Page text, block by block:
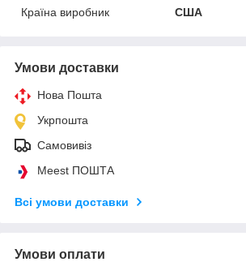
Країна виробник
США
Умови доставки
Нова Пошта
Укрпошта
Самовивіз
Meest ПОШТА
Всі умови доставки
Умови оплати